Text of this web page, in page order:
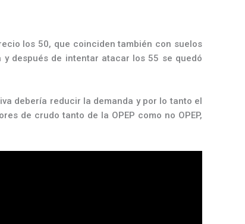
los 50, que coinciden también con suelos
después de intentar atacar los 55 se quedó
debería reducir la demanda y por lo tanto el
de crudo tanto de la OPEP como no OPEP,